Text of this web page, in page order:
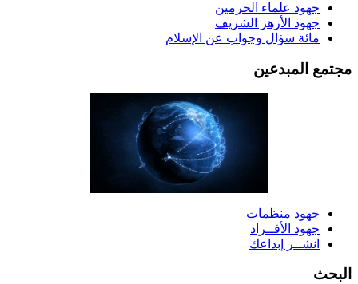
جهود علماء الحرمين
جهود الأزهر الشريف
مائة سؤال وجواب عن الإسلام
المبدعين
جهود منظمات
جهود الأفــراد
انشــر إبداعك